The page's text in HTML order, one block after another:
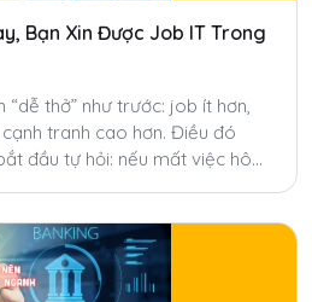
Bạn Xin Được Job IT Trong
thở” như trước: job ít hơn,
tranh cao hơn. Điều đó
đầu tự hỏi: nếu mất việc hôm